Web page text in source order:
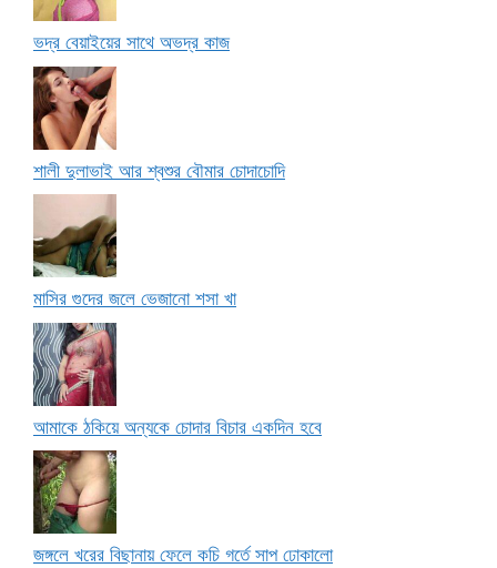
ভদ্র বেয়াইয়ের সাথে অভদ্র কাজ
শালী দুলাভাই আর শ্বশুর বৌমার চোদাচোদি
মাসির গুদের জলে ভেজানো শসা খা
আমাকে ঠকিয়ে অন্যকে চোদার বিচার একদিন হবে
জঙ্গলে খরের বিছানায় ফেলে কচি গর্তে সাপ ঢোকালো